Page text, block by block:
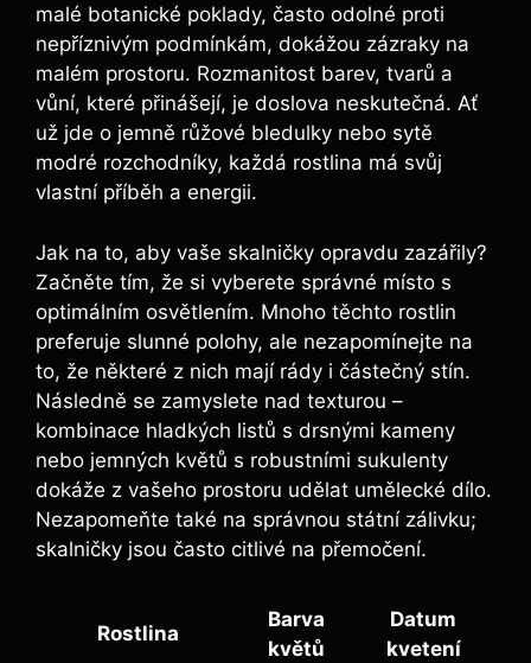
malé botanické poklady, často odolné proti
nepříznivým podmínkám, dokážou zázraky na
malém prostoru. Rozmanitost barev, tvarů a
vůní, které přinášejí, je doslova neskutečná. Ať
už jde o jemně růžové bledulky nebo sytě
modré rozchodníky, každá rostlina má svůj
vlastní příběh a energii.
Jak na to, aby vaše skalničky opravdu zazářily?
Začněte tím, že si vyberete správné místo s
optimálním osvětlením. Mnoho těchto rostlin
preferuje slunné polohy, ale nezapomínejte na
to, že některé z nich mají rády i částečný stín.
Následně se zamyslete nad texturou –
kombinace hladkých listů s drsnými kameny
nebo jemných květů s robustními sukulenty
dokáže z vašeho prostoru udělat umělecké dílo.
Nezapomeňte také na správnou státní zálivku;
skalničky jsou často citlivé na přemočení.
Rostlina
Barva
květů
Datum
kvetení